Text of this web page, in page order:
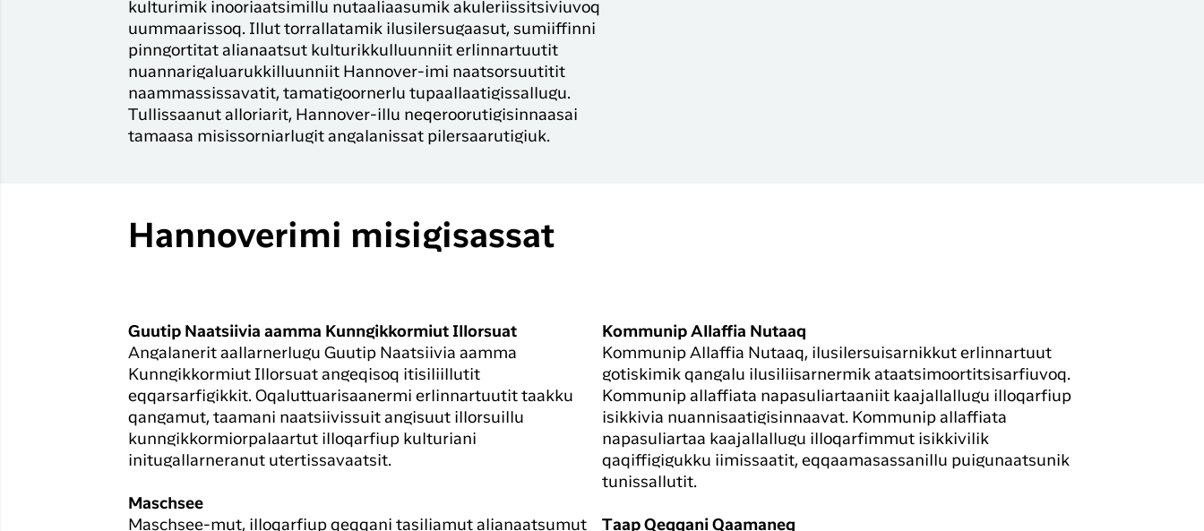
kulturimik inooriaatsimillu nutaaliaasumik akuleriissitsiviuvoq
uummaarissoq. Illut torrallatamik ilusilersugaasut, sumiiffinni
pinngortitat alianaatsut kulturikkulluunniit erlinnartuutit
nuannarigaluarukkilluunniit Hannover-imi naatsorsuutitit
naammassissavatit, tamatigoornerlu tupaallaatigissallugu.
Tullissaanut alloriarit, Hannover-illu neqeroorutigisinnaasai
tamaasa misissorniarlugit angalanissat pilersaarutigiuk.
Hannoverimi misigisassat
Guutip Naatsiivia aamma Kunngikkormiut Illorsuat
Angalanerit aallarnerlugu Guutip Naatsiivia aamma
Kunngikkormiut Illorsuat angeqisoq itisiliillutit
eqqarsarfigikkit. Oqaluttuarisaanermi erlinnartuutit taakku
qangamut, taamani naatsiivissuit angisuut illorsuillu
kunngikkormiorpalaartut illoqarfiup kulturiani
initugallarneranut utertissavaatsit.
Maschsee
Maschsee-mut, illoqarfiup qeqqani tasiliamut alianaatsumut
Kommunip Allaffia Nutaaq
Kommunip Allaffia Nutaaq, ilusilersuisarnikkut erlinnartuut
gotiskimik qangalu ilusiliisarnermik ataatsimoortitsisarfiuvoq.
Kommunip allaffiata napasuliartaaniit kaajallallugu illoqarfiup
isikkivia nuannisaatigisinnaavat. Kommunip allaffiata
napasuliartaa kaajallallugu illoqarfimmut isikkivilik
qaqiffigigukku iimissaatit, eqqaamasassanillu puigunaatsunik
tunissallutit.
Taap Qeqqani Qaamaneq